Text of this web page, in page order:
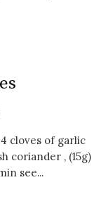
cloves of garlic
coriander , (15g)
see...